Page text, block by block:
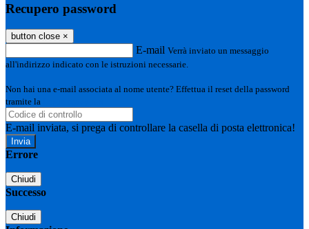
Recupero password
button close ×
E-mail Verrà inviato un messaggio
all'indirizzo indicato con le istruzioni necessarie.
Non hai una e-mail associata al nome utente? Effettua il reset della password
tramite la
E-mail inviata, si prega di controllare la casella di posta elettronica!
Errore
Chiudi
Successo
Chiudi